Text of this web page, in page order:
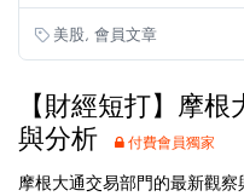
美股 會員文章
【財經短打】摩
與分析
付費會員獨家
摩根大通交易部門的最新觀